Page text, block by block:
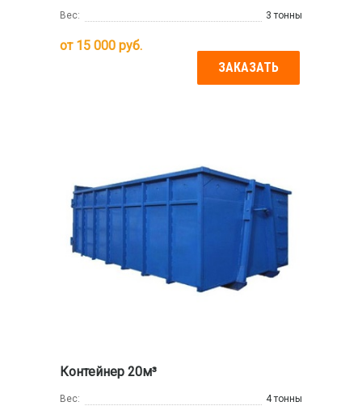
Вес: 3 тонны
от 15 000 руб.
ЗАКАЗАТЬ
Контейнер 20м³
Вес: 4 тонны